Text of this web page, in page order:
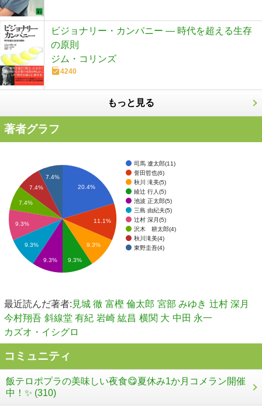
ビジョナリー・カンパニー ― 時代を超える生存
の原則
ジム・コリンズ
4240
もっと見る
著者グラフ
司馬 遼太郎(11)
誉田哲也(6)
秋川 滝美(5)
綾辻 行人(5)
池波 正太郎(5)
三島 由紀夫(5)
辻村 深月(5)
沢木 耕太郎(4)
秋川滝美(4)
東野圭吾(4)
20.4%
11.1%
9.3%
7.4%
7.4%
7.4%
9.3%
9.3%
9.3% 9.3%
最近読んだ著者: 見城 徹 富樫 倫太郎 宮部 みゆき 辻村 深月
今村翔吾 斜線堂 有紀 岩崎 紘昌 横関 大 中田 永一
カズオ・イシグロ
コミュニティ
飯テロポプラの美味しい夜食😋夏休み1か月コメラン開催
中！✨ (310)